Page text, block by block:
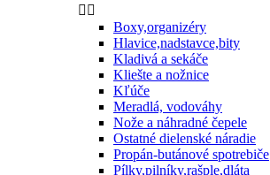
 
Boxy,organizéry
Hlavice,nadstavce,bity
Kladivá a sekáče
Kliešte a nožnice
Kľúče
Meradlá, vodováhy
Nože a náhradné čepele
Ostatné dielenské náradie
Propán-butánové spotrebiče
Pílky,pilníky,rašple,dláta